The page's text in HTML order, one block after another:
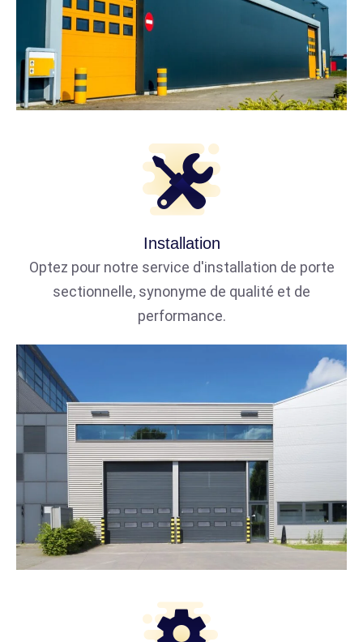
Installation
Optez pour notre service d'installation de porte
sectionnelle, synonyme de qualité et de
performance.